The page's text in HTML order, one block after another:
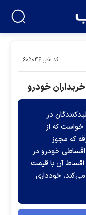
کد خبر:۶۰۵۰۴۶
خودرو
در
خواست که از
که مجوز
خودرو در
آن‌ با قیمت
می‌کند، خودداری